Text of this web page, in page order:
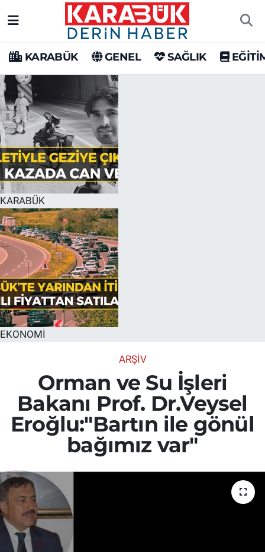
KARABÜK GENEL SAĞLIK
KARABÜK
EKONOMİ
ARŞİV
Orman ve Su İşleri
Bakanı Prof. Dr.Veysel
Eroğlu:"Bartın ile gönül
bağımız var"
Karabük Hava Durumu
Karabük Trafik Yoğunluk Haritası
Süper Lig Puan Durumu ve Fikstür
Tüm Manşetler
Son Dakika Haberleri
Haber Arşivi